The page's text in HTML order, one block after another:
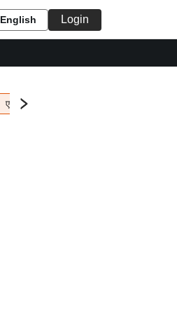
English Login
एचबीएसई 12वीं का रिजल्ट लाइव